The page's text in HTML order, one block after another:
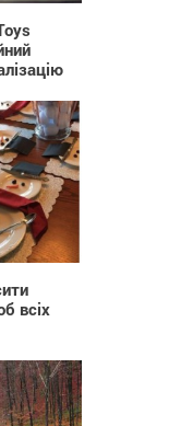
3 014
всіх